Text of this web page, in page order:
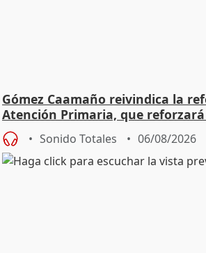
Gómez Caamaño reivindica la
Atención Primaria, que
Sonido Totales 06/08/2026